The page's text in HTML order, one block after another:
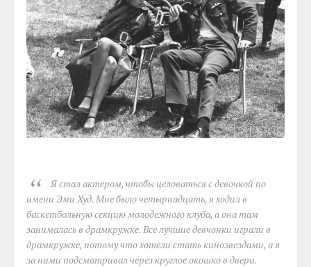
Я стал актером, чтобы целоваться с девочкой по
имени Эми Худ. Мне было четырнадцать, я ходил в
баскетбольную секцию молодежного клуба, а она там
занималась в драмкружке. Все лучшие девчонки играли в
драмкружке, потому что хотели стать кинозвездами, а я
за ними подсматривал через круглое окошко в двери.